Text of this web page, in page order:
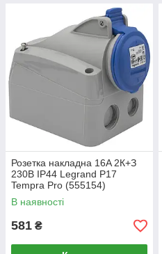
Розетка накладна 16A 2К+З
230В IP44 Legrand P17
Tempra Pro (555154)
В наявності
581 ₴